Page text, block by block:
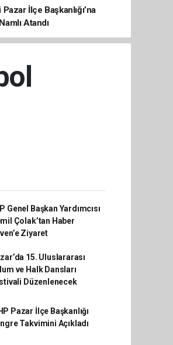
İlçe Başkanlığı’na
Atandı
Genel Başkan Yardımcısı
Çolak’tan Haber
Ziyaret
15. Uluslararası
ve Halk Dansları
Düzenlenecek
Pazar İlçe Başkanlığı
Takvimini Açıkladı